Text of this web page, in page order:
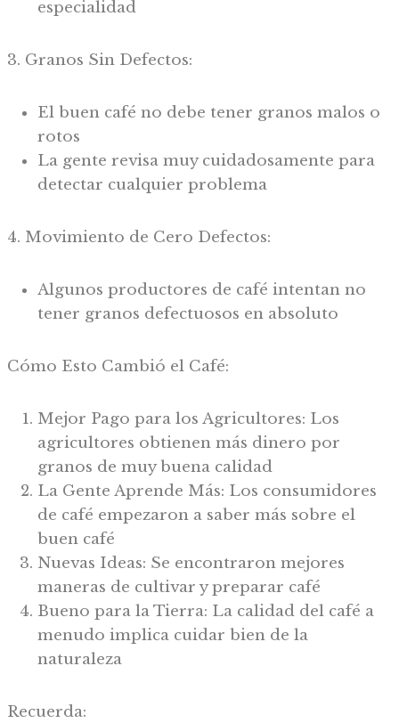
especialidad
3. Granos Sin Defectos:
El buen café no debe tener granos malos o
rotos
La gente revisa muy cuidadosamente para
detectar cualquier problema
4. Movimiento de Cero Defectos:
Algunos productores de café intentan no
tener granos defectuosos en absoluto
Cómo Esto Cambió el Café:
Mejor Pago para los Agricultores: Los
agricultores obtienen más dinero por
granos de muy buena calidad
La Gente Aprende Más: Los consumidores
de café empezaron a saber más sobre el
buen café
Nuevas Ideas: Se encontraron mejores
maneras de cultivar y preparar café
Bueno para la Tierra: La calidad del café a
menudo implica cuidar bien de la
naturaleza
Recuerda: